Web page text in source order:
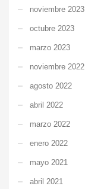
noviembre 2023
octubre 2023
marzo 2023
noviembre 2022
agosto 2022
abril 2022
marzo 2022
enero 2022
mayo 2021
abril 2021